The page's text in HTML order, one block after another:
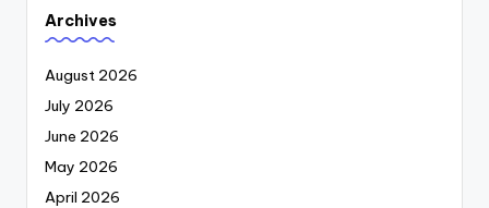
Archives
August 2026
July 2026
June 2026
May 2026
April 2026